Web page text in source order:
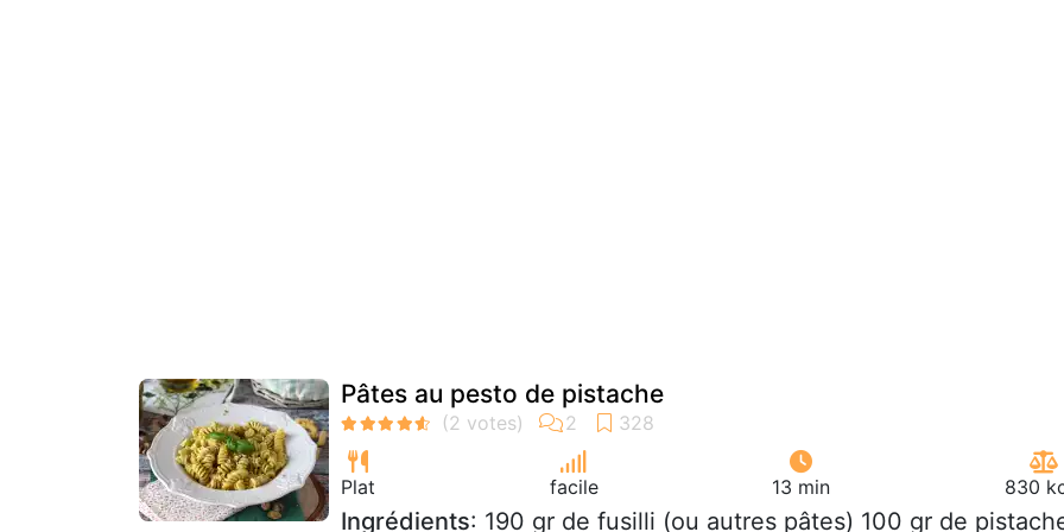
Pâtes au pesto de pistache
Plat facile 13 min 830
Ingrédients: 190 gr de fusilli (ou autres pâtes) 100 gr de